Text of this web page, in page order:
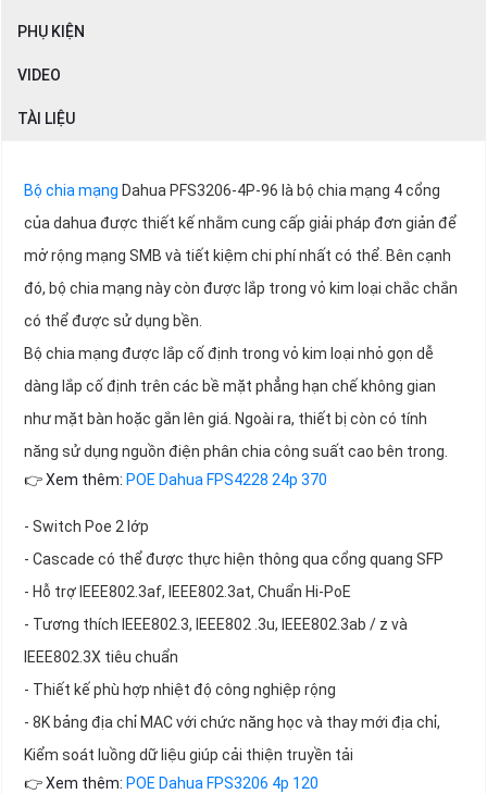
PHỤ KIỆN
VIDEO
TÀI LIỆU
Bộ chia mạng Dahua PFS3206-4P-96 là bộ chia mạng 4 cổng
của dahua được thiết kế nhằm cung cấp giải pháp đơn giản để
mở rộng mạng SMB và tiết kiệm chi phí nhất có thể. Bên cạnh
đó, bộ chia mạng này còn được lắp trong vỏ kim loại chắc chắn
có thể được sử dụng bền.
Bộ chia mạng được lắp cố định trong vỏ kim loại nhỏ gọn dễ
dàng lắp cố định trên các bề mặt phẳng hạn chế không gian
như mặt bàn hoặc gắn lên giá. Ngoài ra, thiết bị còn có tính
năng sử dụng nguồn điện phân chia công suất cao bên trong.
👉 Xem thêm: POE Dahua FPS4228 24p 370
- Switch Poe 2 lớp
- Cascade có thể được thực hiện thông qua cổng quang SFP
- Hỗ trợ IEEE802.3af, IEEE802.3at, Chuẩn Hi-PoE
- Tương thích IEEE802.3, IEEE802 .3u, IEEE802.3ab / z và
IEEE802.3X tiêu chuẩn
- Thiết kế phù hợp nhiệt độ công nghiệp rộng
- 8K bảng địa chỉ MAC với chức năng học và thay mới địa chỉ,
Kiểm soát luồng dữ liệu giúp cải thiện truyền tải
👉 Xem thêm: POE Dahua FPS3206 4p 120